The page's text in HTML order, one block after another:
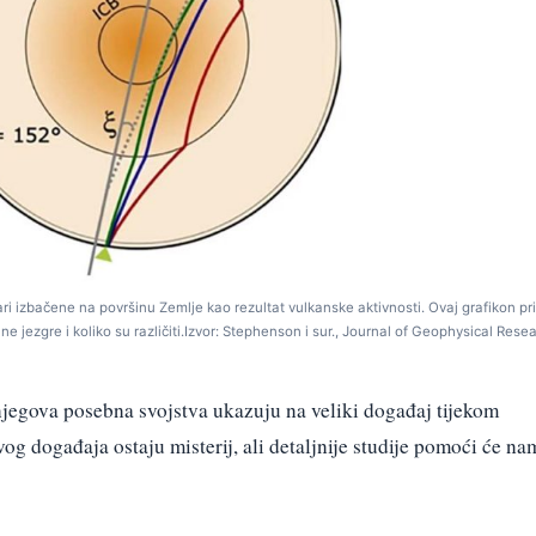
izbačene na površinu Zemlje kao rezultat vulkanske aktivnosti. Ovaj grafikon
jezgre i koliko su različiti.Izvor: Stephenson i sur., Journal of Geophysical
posebna svojstva ukazuju na veliki događaj tijekom
događaja ostaju misterij, ali detaljnije studije pomoći će